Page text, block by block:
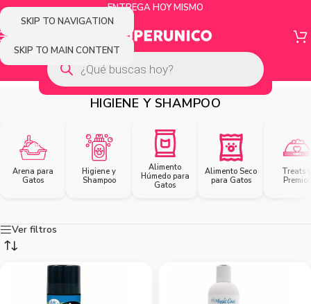
SKIP TO NAVIGATION
SKIP TO MAIN CONTENT
ENTREGA HOY MISMO
HIGIENE Y SHAMPOO
Arena para
Gatos
Higiene y
Shampoo
Alimento
Húmedo para
Gatos
Alimento Seco
para Gatos
Treats y
Premios
Ver filtros